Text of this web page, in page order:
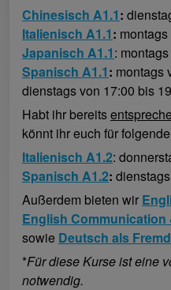
Chinesisch A1.1:
Italienisch A1.1:
Japanisch A1.1:
Spanisch A1.1: montags
dienstags von 17:00 bis
Habt ihr bereits
könnt ihr euch für
Italienisch A1.2:
Spanisch A1.2:
Außerdem bieten wir
English
sowie Deutsch als
*Für diese Kurse ist eine
notwendig.